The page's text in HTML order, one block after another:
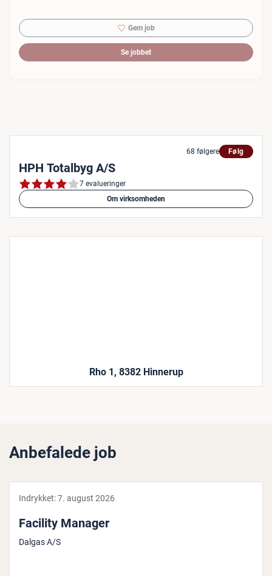
Gem job
Se jobbet
68 følgere Følg
HPH Totalbyg A/S
7 evalueringer
Om virksomheden
Rho 1, 8382 Hinnerup
Anbefalede job
Indrykket:7. august 2026
Facility Manager
Dalgas A/S